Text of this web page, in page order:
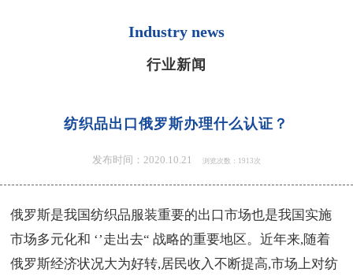
Industry news
行业新闻
纺织品出口俄罗斯办理什么认证？
发布时间：2020.10.21 浏览次数：1913次
俄罗斯是我国纺织品服装重要的出口市场也是我国实施
市场多元化和 ‘’走出去“ 战略的重要地区。近年来,随着
俄罗斯经济状况大为好转,居民收入不断提高,市场上对纺